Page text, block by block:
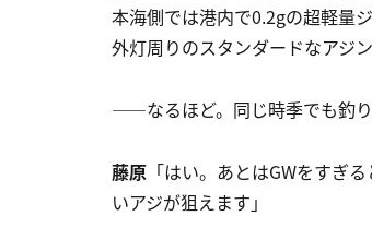
本海側では港内で0.2gの超軽量
外灯周りのスタンダードなアジ
――なるほど。同じ時季でも釣
藤原 「はい。あとはGWをすぎ
いアジが狙えます」